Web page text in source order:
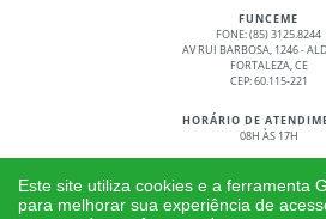
FUNCEME
FONE: (85) 3125.8244
AV RUI BARBOSA, 1246 -
FORTALEZA, CE
CEP: 60.115-221
HORÁRIO DE
08H ÀS 17H
TODOS OS DIREITOS
Este site utiliza cookies e a ferramenta
para melhorar sua experiência de